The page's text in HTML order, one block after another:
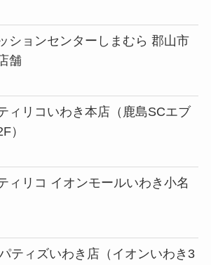
ションセンターしまむら 郡山市
舗
ィリコいわき本店（鹿島SCエブ
）
ィリコ イオンモールいわき小名
ティズいわき店（イオンいわき3